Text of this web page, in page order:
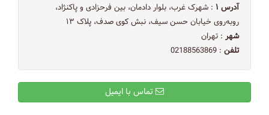
آدرس ۱
: شهرک غرب، بلوار دادمان، بین فرحزادی و پاکنژاد،
روبه‌روی خیابان حسن سیف، نبش کوی صدف، پلاک ۱۳
شهر : تهران
تلفن : 02188563869